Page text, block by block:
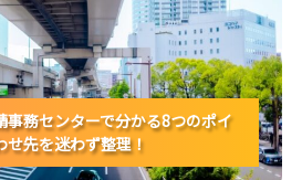
務センターで分かる8つのポイ
せ先を迷わず整理！
務センターで分かる8つのポイ
せ先を迷わず整理！
務センターで分かる8つのポイ
せ先を迷わず整理！